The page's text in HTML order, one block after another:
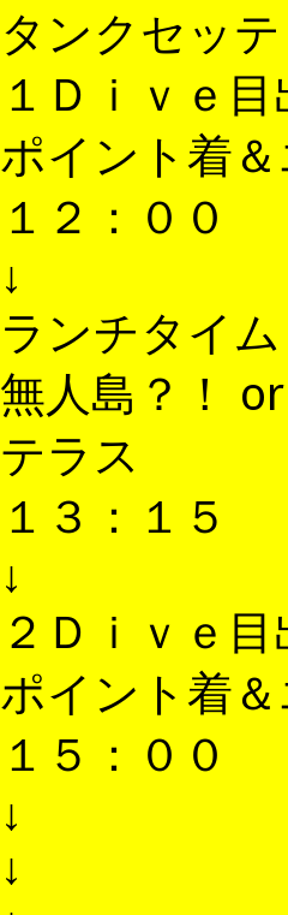
タンクセッ
１Ｄｉｖｅ目
ポイント着
１２：００
↓
ランチタイム
無人島？！
テラス
１３：１５
↓
２Ｄｉｖｅ目
ポイント着
１５：００
↓
↓